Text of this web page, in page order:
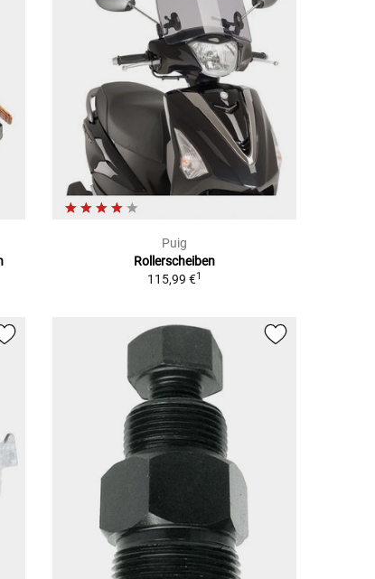
Puig
Rollerscheiben
115,99 €1